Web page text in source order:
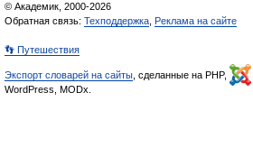
© Академик, 2000-2026
Обратная связь: Техподдержка Реклама на сайте
👣 Путешествия
Экспорт словарей на сайты , сделанные на PHP,
WordPress, MODx.